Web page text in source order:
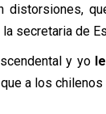
distorsiones,
secretaria de
y yo
a los